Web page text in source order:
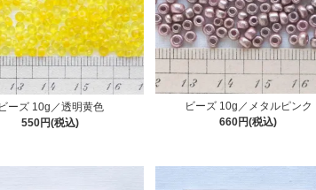
ビーズ 10g／透明黄色
550円(税込)
ビーズ 10g／メタルピンク
660円(税込)